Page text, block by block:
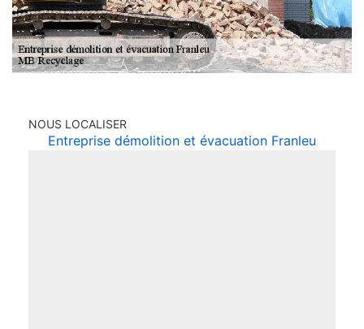
NOUS LOCALISER
Entreprise démolition et évacuation Franleu